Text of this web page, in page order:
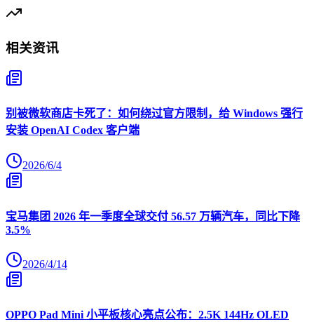
相关资讯
别被微软商店卡死了：如何绕过官方限制，给 Windows 强行
安装 OpenAI Codex 客户端
2026/6/4
宝马集团 2026 年一季度全球交付 56.57 万辆汽车，同比下降
3.5%
2026/4/14
OPPO Pad Mini 小平板核心亮点公布：2.5K 144Hz OLED